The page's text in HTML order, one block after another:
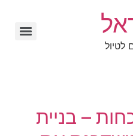
לטיול
– בניית